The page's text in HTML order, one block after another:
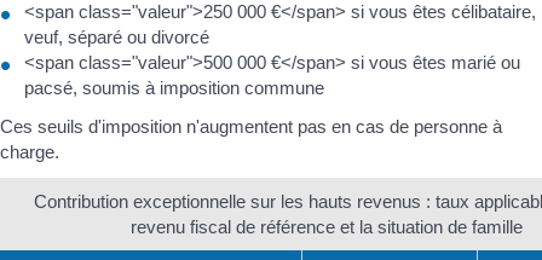
<span class="valeur">250 000 €</span> si vous êtes célibataire,
veuf, séparé ou divorcé
<span class="valeur">500 000 €</span> si vous êtes marié ou
pacsé, soumis à imposition commune
Ces seuils d'imposition n'augmentent pas en cas de personne à
charge.
Contribution exceptionnelle sur les hauts revenus : taux
revenu fiscal de référence et la situation de famille